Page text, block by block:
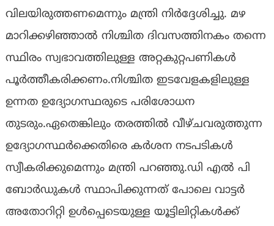
വിലയിരുത്തണമെന്നും മന്ത്രി നിര്‍ദ്ദേശിച്ചു. മഴ
മാറിക്കഴിഞ്ഞാല്‍ നിശ്ചിത ദിവസത്തിനകം തന്നെ
സ്ഥിരം സ്വഭാവത്തിലുള്ള അറ്റകുറ്റപണികള്‍
പൂര്‍ത്തീകരിക്കണം.നിശ്ചിത ഇടവേളകളിലുള്ള
ഉന്നത ഉദ്യോഗസ്ഥരുടെ പരിശോധന
തുടരും.ഏതെങ്കിലും തരത്തില്‍ വീഴ്ചവരുത്തുന്ന
ഉദ്യോഗസ്ഥര്‍ക്കെതിരെ കര്‍ശന നടപടികള്‍
സ്വീകരിക്കുമെന്നും മന്ത്രി പറഞ്ഞു.ഡി എൽ പി
ബോർഡുകൾ സ്ഥാപിക്കുന്നത് പോലെ വാട്ടര്‍
അതോറിറ്റി ഉള്‍പ്പെടെയുള്ള യൂട്ടിലിറ്റികള്‍ക്ക്